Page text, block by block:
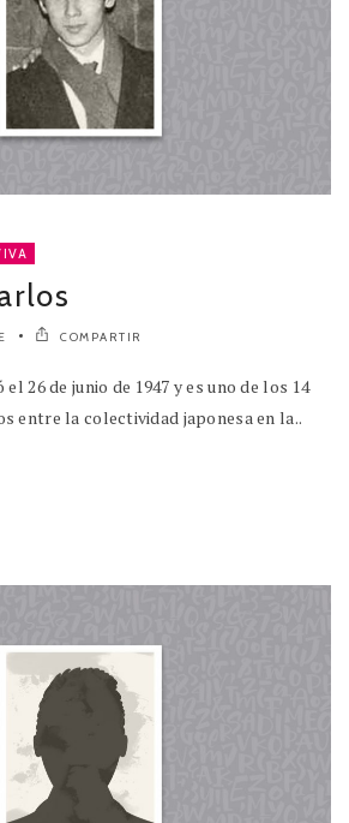
COMPARTIR
26 de junio de 1947 y es uno de los 14
entre la colectividad japonesa en la..